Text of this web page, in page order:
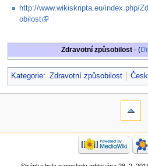
http://www.wikiskripta.eu/index.php/
obilost
Zdravotní způsobilost- (
Kategorie: Zdravotní způsobilost